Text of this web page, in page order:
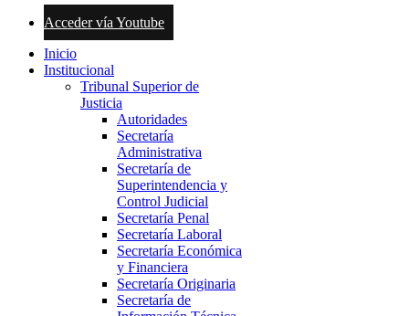
Acceder vía Youtube
Inicio
Institucional
Tribunal Superior de
Justicia
Autoridades
Secretaría
Administrativa
Secretaría de
Superintendencia y
Control Judicial
Secretaría Penal
Secretaría Laboral
Secretaría Económica
y Financiera
Secretaría Originaria
Secretaría de